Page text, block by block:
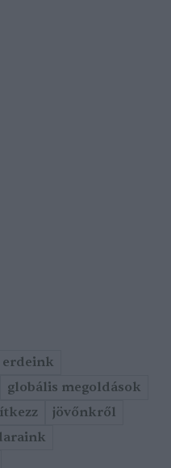
erdeink
globális megoldások
jövőnkről